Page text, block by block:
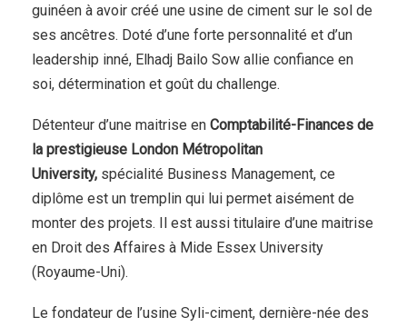
guinéen à avoir créé une usine de ciment sur le sol de
ses ancêtres. Doté d’une forte personnalité et d’un
leadership inné, Elhadj Bailo Sow allie confiance en
soi, détermination et goût du challenge.
Détenteur d’une maitrise en Comptabilité-Finances de
la prestigieuse London Métropolitan
University, spécialité Business Management, ce
diplôme est un tremplin qui lui permet aisément de
monter des projets. Il est aussi titulaire d’une maitrise
en Droit des Affaires à Mide Essex University
(Royaume-Uni).
Le fondateur de l’usine Syli-ciment, dernière-née des